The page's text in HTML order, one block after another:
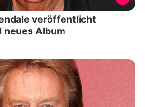
veröffentlicht
neues Album